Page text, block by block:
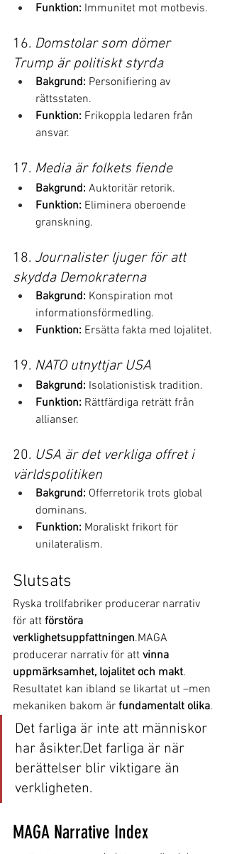
Funktion: Immunitet mot motbevis.
16. Domstolar som dömer
Trump är politiskt styrda
Bakgrund: Personifiering av
rättsstaten.
Funktion: Frikoppla ledaren från
ansvar.
17. Media är folkets fiende
Bakgrund: Auktoritär retorik.
Funktion: Eliminera oberoende
granskning.
18. Journalister ljuger för att
skydda Demokraterna
Bakgrund: Konspiration mot
informationsförmedling.
Funktion: Ersätta fakta med lojalitet.
19. NATO utnyttjar USA
Bakgrund: Isolationistisk tradition.
Funktion: Rättfärdiga reträtt från
allianser.
20. USA är det verkliga offret i
världspolitiken
Bakgrund: Offerretorik trots global
dominans.
Funktion: Moraliskt frikort för
unilateralism.
Slutsats
Ryska trollfabriker producerar narrativ
för att förstöra
verklighetsuppfattningen.MAGA
producerar narrativ för att vinna
uppmärksamhet, lojalitet och makt.
Resultatet kan ibland se likartat ut –men
mekaniken bakom är fundamentalt olika.
Det farliga är inte att människor
har åsikter.Det farliga är när
berättelser blir viktigare än
verkligheten.
MAGA Narrative Index